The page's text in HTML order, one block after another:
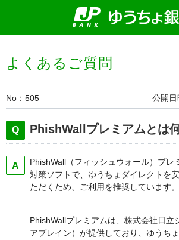
よくあるご質問
No 505 公開日
PhishWallプレミアムとは何
PhishWall（フィッシュウォール）プレ
対策ソフトで、ゆうちょダイレクトを
ただくため、ご利用を推奨しています。
PhishWallプレミアムは、株式会社日立
アブレイン）が提供しており、ゆうち